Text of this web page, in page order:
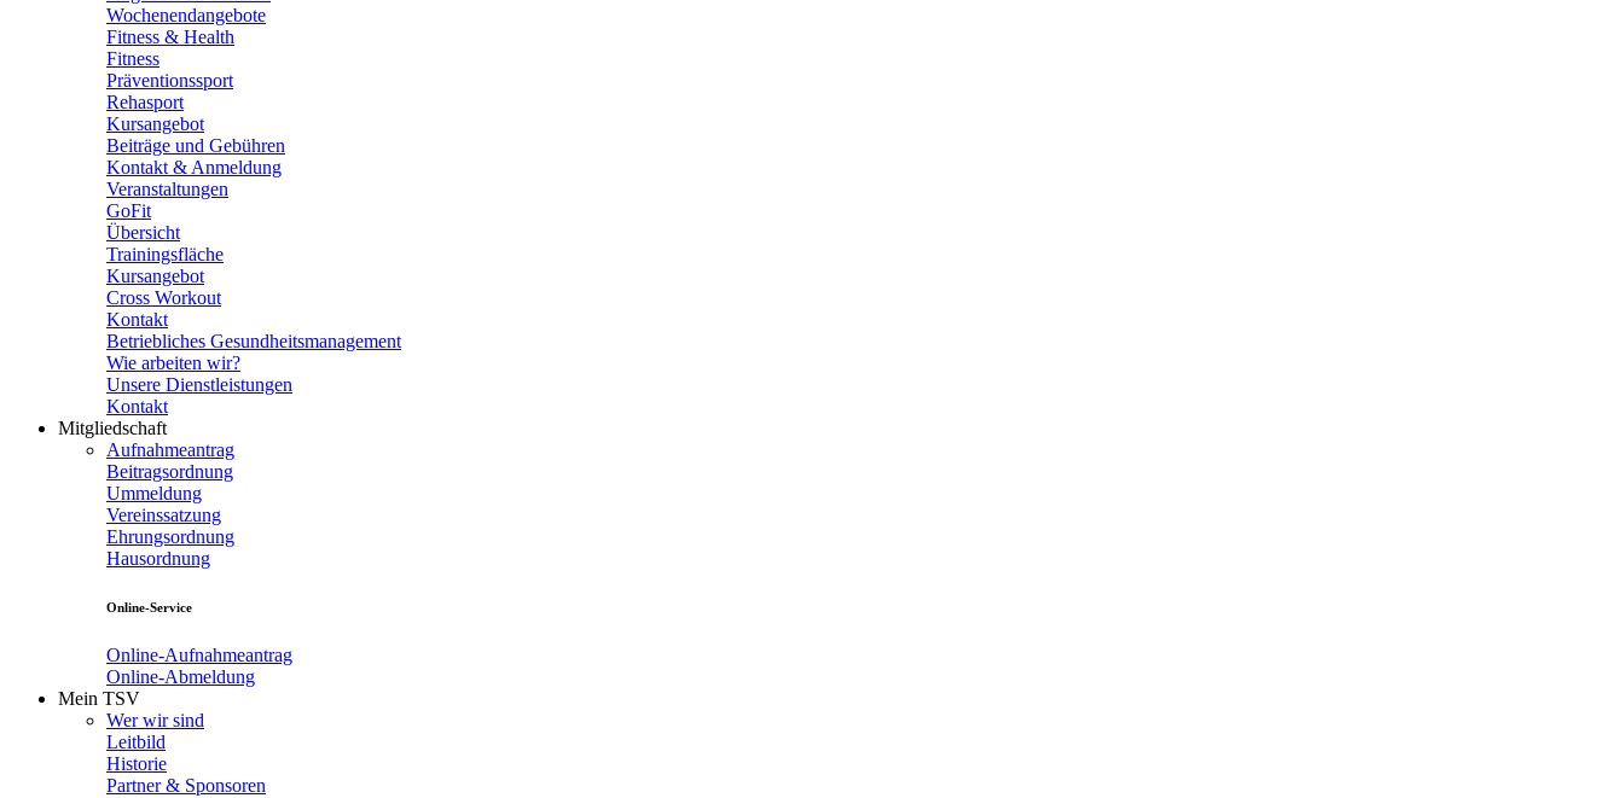
Wochenendangebote
Fitness & Health
Fitness
Präventionssport
Rehasport
Kursangebot
Beiträge und Gebühren
Kontakt & Anmeldung
Veranstaltungen
GoFit
Übersicht
Trainingsfläche
Kursangebot
Cross Workout
Kontakt
Betriebliches Gesundheitsmanagement
Wie arbeiten wir?
Unsere Dienstleistungen
Kontakt
Mitgliedschaft
Aufnahmeantrag
Beitragsordnung
Ummeldung
Vereinssatzung
Ehrungsordnung
Hausordnung
Online-Service
Online-Aufnahmeantrag
Online-Abmeldung
Mein TSV
Wer wir sind
Leitbild
Historie
Partner & Sponsoren